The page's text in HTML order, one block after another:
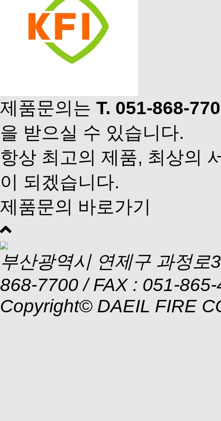
제품문의는 T. 051-868-
을 받으실 수 있습니다.
항상 최고의 제품, 최상의
이 되겠습니다.
제품문의 바로가기
위
로
부산광역시 연제구 과정
868-7700/ FAX : 051-
Copyright© DAEIL FIRE